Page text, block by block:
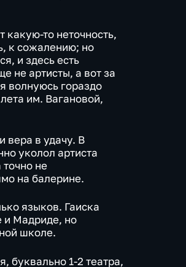
какую-то неточность,
к сожалению; но
и здесь есть
не артисты, а вот за
волнуюсь гораздо
им. Вагановой,
вера в удачу. В
уколол артиста
не
на балерине.
языков. Гаиска
и Мадриде, но
школе.
буквально 1-2 театра,